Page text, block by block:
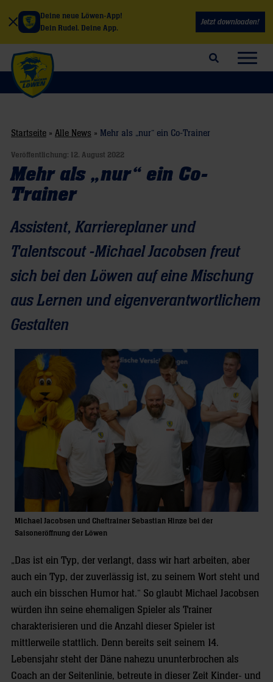
Deine neue Löwen-App!
Dein Rudel. Deine App.
Jetzt downloaden!
Suchfeld öffnen
Startseite » Alle News » Mehr als „nur“ ein Co-Trainer
Veröffentlichung: 12. August 2022
Mehr als „nur“ ein Co-
Trainer
Assistent, Karriereplaner und
Talentscout -Michael Jacobsen freut
sich bei den Löwen auf eine Mischung
aus Lernen und eigenverantwortlichem
Gestalten
Michael Jacobsen und Cheftrainer Sebastian Hinze bei der
Saisoneröffnung der Löwen
„Das ist ein Typ, der verlangt, dass wir hart arbeiten, aber
auch ein Typ, der zuverlässig ist, zu seinem Wort steht und
auch ein bisschen Humor hat.“ So glaubt Michael Jacobsen
würden ihn seine ehemaligen Spieler als Trainer
charakterisieren und die Anzahl dieser Spieler ist
mittlerweile stattlich. Denn bereits seit seinem 14.
Lebensjahr steht der Däne nahezu ununterbrochen als
Coach an der Seitenlinie, betreute in dieser Zeit Kinder- und